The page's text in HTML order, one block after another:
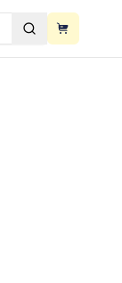
ძებნაView cart
View cart